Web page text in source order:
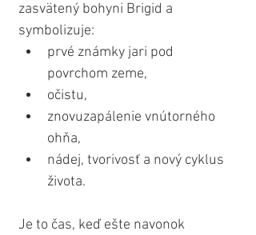
zasvätený bohyni Brigid a
symbolizuje:
prvé známky jari pod
povrchom zeme,
očistu,
znovuzapálenie vnútorného
ohňa,
nádej, tvorivosť a nový cyklus
života.
Je to čas, keď ešte navonok